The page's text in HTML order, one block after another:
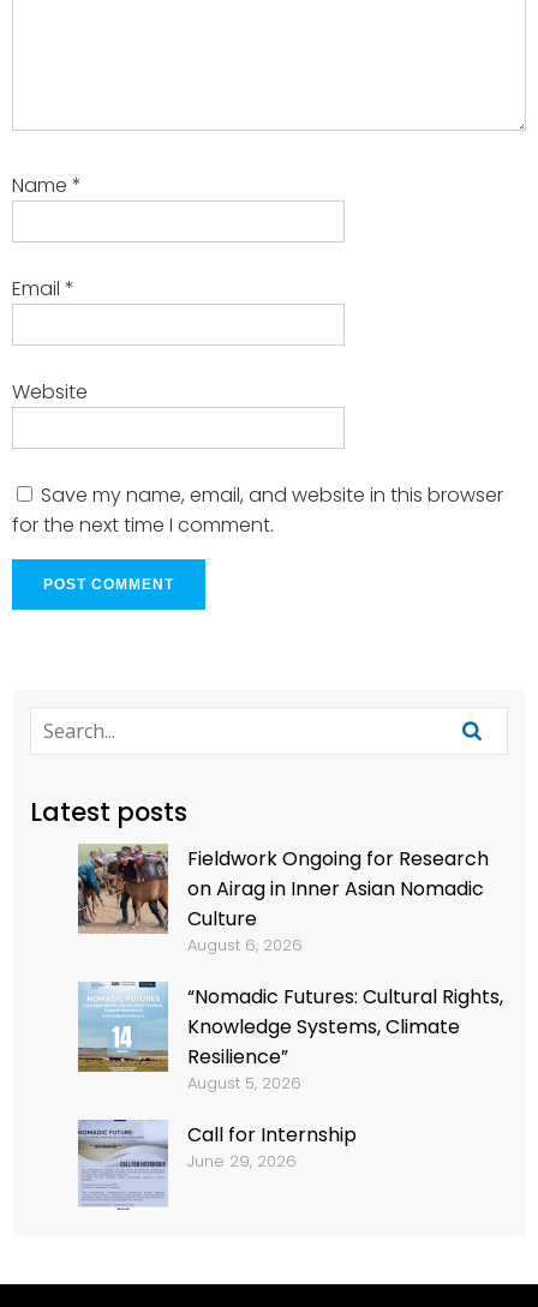
Name *
Email *
Website
Save my name, email, and website in this browser
for the next time I comment.
Latest posts
Fieldwork Ongoing for Research
on Airag in Inner Asian Nomadic
Culture
August 6, 2026
“Nomadic Futures: Cultural Rights,
Knowledge Systems, Climate
Resilience”
August 5, 2026
Call for Internship
June 29, 2026